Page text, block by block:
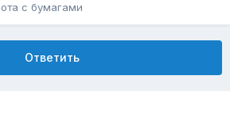
с бумагами
Ответить